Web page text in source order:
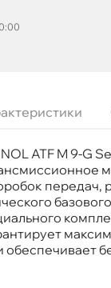
ATF M 9-G
передач,
обеспечивает
D971, MB 236.17,
Nissan 999MP-
D971, MB 236.16, MB
001-01-999